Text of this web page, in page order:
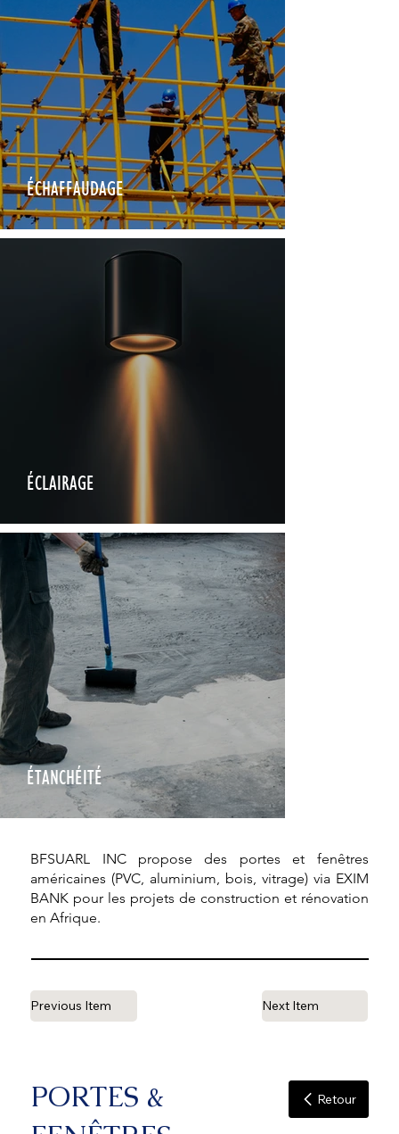
ÉCHAFFAUDAGE
ÉCLAIRAGE
ÉTANCHÉITÉ
BFSUARL INC propose des portes et fenêtres
américaines (PVC, aluminium, bois, vitrage) via EXIM
BANK pour les projets de construction et rénovation
en Afrique.
Previous Item Next Item
PORTES &
Retour